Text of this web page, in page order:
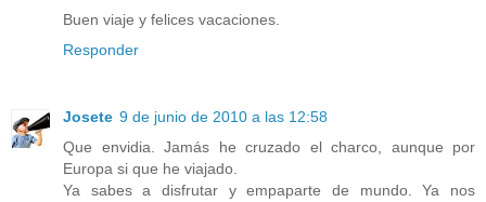
Buen viaje y felices vacaciones.
Responder
Josete 9 de junio de 2010 a las 12:58
Que envidia. Jamás he cruzado el charco, aunque por
Europa si que he viajado.
Ya sabes a disfrutar y empaparte de mundo. Ya nos